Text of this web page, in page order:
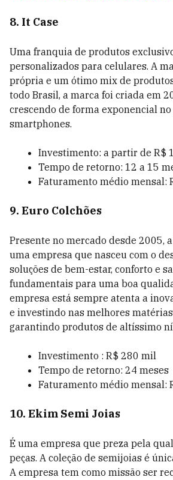
8. It Case
Uma franquia de produtos
personalizados para celulares. A
própria e um ótimo mix de
todo Brasil, a marca foi criada em
crescendo de forma exponencial
smartphones.
Investimento: a partir de R$
Tempo de retorno: 12 a 15
Faturamento médio mensal:
9. Euro Colchões
Presente no mercado desde 2005,
uma empresa que nasceu com o
soluções de bem-estar, conforto e
fundamentais para uma boa
empresa está sempre atenta a
e investindo nas melhores
garantindo produtos de altíssimo
Investimento : R$ 280 mil
Tempo de retorno: 24 meses
Faturamento médio mensal:
10. Ekim Semi Joias
É uma empresa que preza pela
peças. A coleção de semijoias é
A empresa tem como missão ser